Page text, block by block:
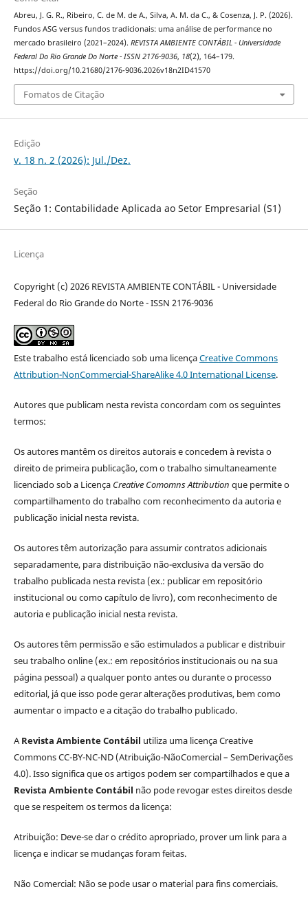
Abreu, J. G. R., Ribeiro, C. de M. de A., Silva, A. M. da C., & Cosenza, J. P. (2026).
Fundos ASG versus fundos tradicionais: uma análise de performance no
mercado brasileiro (2021–2024). REVISTA AMBIENTE CONTÁBIL - Universidade
Federal Do Rio Grande Do Norte - ISSN 2176-9036, 18(2), 164–179.
https://doi.org/10.21680/2176-9036.2026v18n2ID41570
Fomatos de Citação
Edição
v. 18 n. 2 (2026): Jul./Dez.
Seção
Seção 1: Contabilidade Aplicada ao Setor Empresarial (S1)
Licença
Copyright (c) 2026 REVISTA AMBIENTE CONTÁBIL - Universidade
Federal do Rio Grande do Norte - ISSN 2176-9036
Este trabalho está licenciado sob uma licençaCreative Commons
Attribution-NonCommercial-ShareAlike 4.0 International License.
Autores que publicam nesta revista concordam com os seguintes
termos:
Os autores mantêm os direitos autorais e concedem à revista o
direito de primeira publicação, com o trabalho simultaneamente
licenciado sob a Licença Creative Comomns Attribution que permite o
compartilhamento do trabalho com reconhecimento da autoria e
publicação inicial nesta revista.
Os autores têm autorização para assumir contratos adicionais
separadamente, para distribuição não-exclusiva da versão do
trabalho publicada nesta revista (ex.: publicar em repositório
institucional ou como capítulo de livro), com reconhecimento de
autoria e publicação inicial nesta revista.
Os autores têm permissão e são estimulados a publicar e distribuir
seu trabalho online (ex.: em repositórios institucionais ou na sua
página pessoal) a qualquer ponto antes ou durante o processo
editorial, já que isso pode gerar alterações produtivas, bem como
aumentar o impacto e a citação do trabalho publicado.
ARevista Ambiente Contábil utiliza uma licença Creative
Commons CC-BY-NC-ND (Atribuição-NãoComercial – SemDerivações
4.0). Isso significa que os artigos podem ser compartilhados e que a
Revista Ambiente Contábil não pode revogar estes direitos desde
que se respeitem os termos da licença:
Atribuição: Deve-se dar o crédito apropriado, prover um link para a
licença e indicar se mudanças foram feitas.
Não Comercial: Não se pode usar o material para fins comerciais.